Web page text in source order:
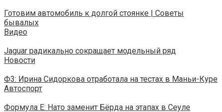
Готовим автомобиль к долгой стоянке | Советы
бывалых
Видео
Jaguar радикально сокращает модельный ряд
Новости
Ф3: Ирина Сидоркова отработала на тестах в Маньи-Куре
Автоспорт
Формула Е: Нато заменит Бёрда на этапах в Сеуле